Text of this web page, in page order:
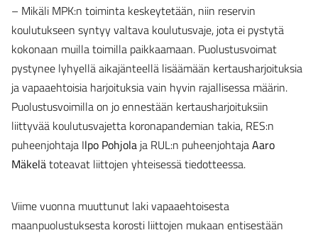
– Mikäli MPK:n toiminta keskeytetään, niin reservin
koulutukseen syntyy valtava koulutusvaje, jota ei pystytä
kokonaan muilla toimilla paikkaamaan. Puolustusvoimat
pystynee lyhyellä aikajänteellä lisäämään kertausharjoituksia
ja vapaaehtoisia harjoituksia vain hyvin rajallisessa määrin.
Puolustusvoimilla on jo ennestään kertausharjoituksiin
liittyvää koulutusvajetta koronapandemian takia, RES:n
puheenjohtaja Ilpo Pohjola ja RUL:n puheenjohtajaAaro
Mäkelätoteavat liittojen yhteisessä tiedotteessa.
Viime vuonna muuttunut laki vapaaehtoisesta
maanpuolustuksesta korosti liittojen mukaan entisestään